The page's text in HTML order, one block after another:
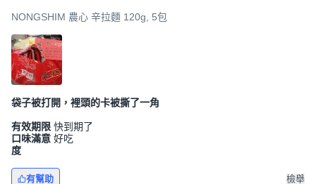
NONGSHIM 農心 辛拉麵 120g, 5包
袋子被打開，裡頭的卡被撕了一角
有效期限 快到期了
口味滿意
度
好吃
有幫助 檢舉